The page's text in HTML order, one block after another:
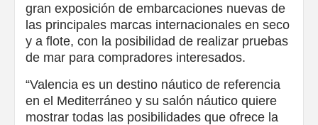
gran exposición de embarcaciones nuevas de
las principales marcas internacionales en seco
y a flote, con la posibilidad de realizar pruebas
de mar para compradores interesados.
“Valencia es un destino náutico de referencia
en el Mediterráneo y su salón náutico quiere
mostrar todas las posibilidades que ofrece la